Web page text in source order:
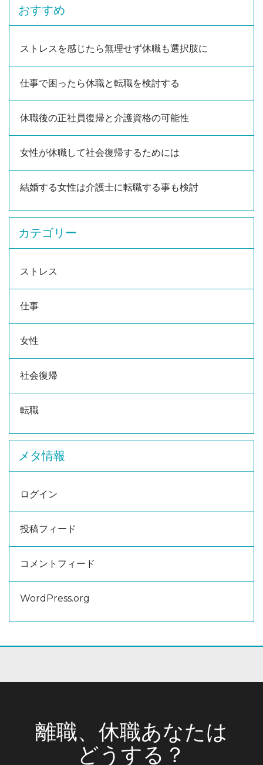
おすすめ
ストレスを感じたら無理せず休職も選択肢に
仕事で困ったら休職と転職を検討する
休職後の正社員復帰と介護資格の可能性
女性が休職して社会復帰するためには
結婚する女性は介護士に転職する事も検討
カテゴリー
ストレス
仕事
女性
社会復帰
転職
メタ情報
ログイン
投稿フィード
コメントフィード
WordPress.org
離職、休職あなたは
どうする？